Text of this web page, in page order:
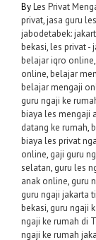
ByLes Privat
privat,jasa guru
jabodetabek:
bekasi,les privat -
belajar iqro online,
online,belajar
belajar mengaji
guru ngaji ke
biaya les mengaji
datang ke rumah,
biaya les privat
online, gaji guru
selatan, guru les
anak online, guru
guru ngaji jakarta
bekasi, guru ngaji
ngaji ke rumah di
ngaji ke rumah